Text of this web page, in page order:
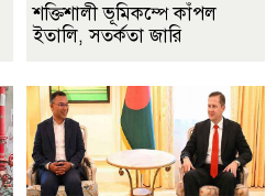
শক্তিশালী ভূমিকম্পে কাঁপল
ইতালি, সতর্কতা জারি